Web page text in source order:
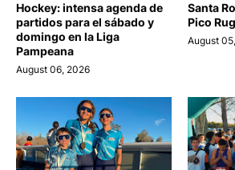
Hockey: intensa agenda de
partidos para el sábado y
domingo en la Liga
Pampeana
August 06, 2026
Santa
Pico
August